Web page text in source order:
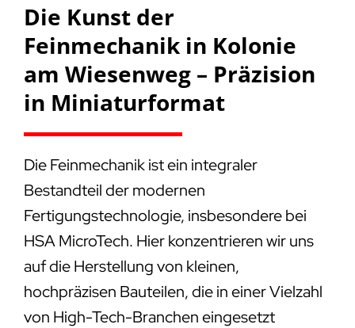
Die Kunst der
Feinmechanik in Kolonie
am Wiesenweg – Präzision
in Miniaturformat
Die Feinmechanik ist ein integraler
Bestandteil der modernen
Fertigungstechnologie, insbesondere bei
HSA MicroTech. Hier konzentrieren wir uns
auf die Herstellung von kleinen,
hochpräzisen Bauteilen, die in einer Vielzahl
von High-Tech-Branchen eingesetzt